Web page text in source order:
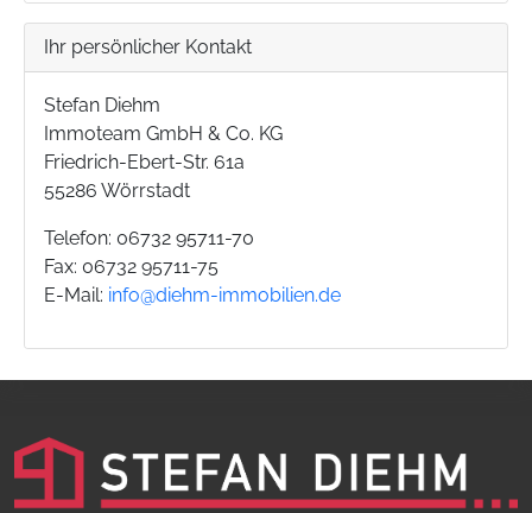
Ihr persönlicher Kontakt
Stefan Diehm
Immoteam GmbH & Co. KG
Friedrich-Ebert-Str. 61a
55286 Wörrstadt
Telefon: 06732 95711-70
Fax: 06732 95711-75
E-Mail: info@diehm-immobilien.de